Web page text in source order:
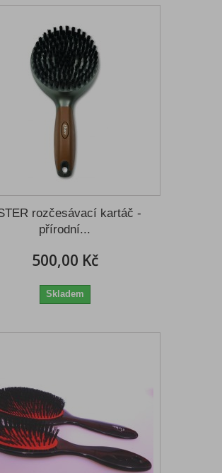
rozčesávací kartáč -
přírodní...
500,00 Kč
Skladem